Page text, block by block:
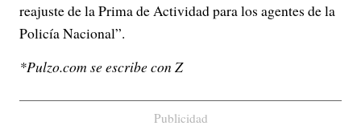
reajuste de la Prima de Actividad para los agentes de la
Policía Nacional”.
*Pulzo.com se escribe con Z
Publicidad